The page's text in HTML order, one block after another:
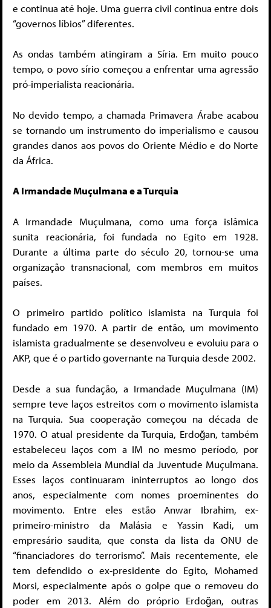
e continua até hoje. Uma guerra civil continua entre dois
“governos líbios” diferentes.
As ondas também atingiram a Síria. Em muito pouco
tempo, o povo sírio começou a enfrentar uma agressão
pró-imperialista reacionária.
No devido tempo, a chamada Primavera Árabe acabou
se tornando um instrumento do imperialismo e causou
grandes danos aos povos do Oriente Médio e do Norte
da África.
A Irmandade Muçulmana e a Turquia
A Irmandade Muçulmana, como uma força islâmica
sunita reacionária, foi fundada no Egito em 1928.
Durante a última parte do século 20, tornou-se uma
organização transnacional, com membros em muitos
países.
O primeiro partido político islamista na Turquia foi
fundado em 1970. A partir de então, um movimento
islamista gradualmente se desenvolveu e evoluiu para o
AKP, que é o partido governante na Turquia desde 2002.
Desde a sua fundação, a Irmandade Muçulmana (IM)
sempre teve laços estreitos com o movimento islamista
na Turquia. Sua cooperação começou na década de
1970. O atual presidente da Turquia, Erdoğan, também
estabeleceu laços com a IM no mesmo período, por
meio da Assembleia Mundial da Juventude Muçulmana.
Esses laços continuaram ininterruptos ao longo dos
anos, especialmente com nomes proeminentes do
movimento. Entre eles estão Anwar Ibrahim, ex-
primeiro-ministro da Malásia e Yassin Kadi, um
empresário saudita, que consta da lista da ONU de
“financiadores do terrorismo”. Mais recentemente, ele
tem defendido o ex-presidente do Egito, Mohamed
Morsi, especialmente após o golpe que o removeu do
poder em 2013. Além do próprio Erdoğan, outras